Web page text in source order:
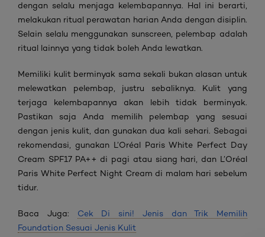
dengan selalu menjaga kelembapannya. Hal ini berarti,
melakukan ritual perawatan harian Anda dengan disiplin.
Selain selalu menggunakan sunscreen, pelembap adalah
ritual lainnya yang tidak boleh Anda lewatkan.
Memiliki kulit berminyak sama sekali bukan alasan untuk
melewatkan pelembap, justru sebaliknya. Kulit yang
terjaga kelembapannya akan lebih tidak berminyak.
Pastikan saja Anda memilih pelembap yang sesuai
dengan jenis kulit, dan gunakan dua kali sehari. Sebagai
rekomendasi, gunakan L’Oréal Paris White Perfect Day
Cream SPF17 PA++ di pagi atau siang hari, dan L’Oréal
Paris White Perfect Night Cream di malam hari sebelum
tidur.
Baca Juga: Cek Di sini! Jenis dan Trik Memilih
Foundation Sesuai Jenis Kulit